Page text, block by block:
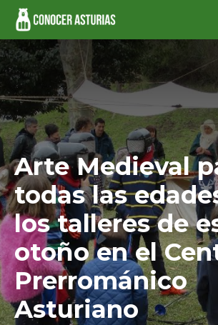
Arte Medieval
todas las
los talleres de
otoño en el
Prerrománico
Asturiano